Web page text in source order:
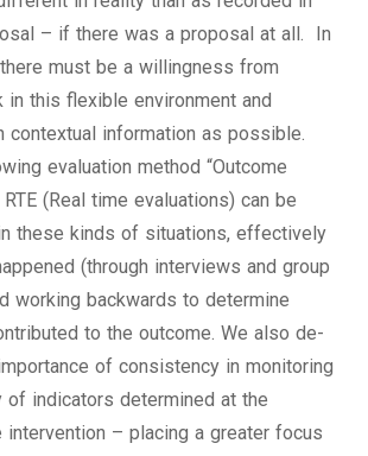
– if there was a proposal at all. In
must be a willingness from
in this flexible environment and
contextual information as possible.
evaluation method “Outcome
(Real time evaluations) can be
these kinds of situations, effectively
(through interviews and group
working backwards to determine
to the outcome. We also de-
of consistency in monitoring
of indicators determined at the
intervention – placing a greater focus